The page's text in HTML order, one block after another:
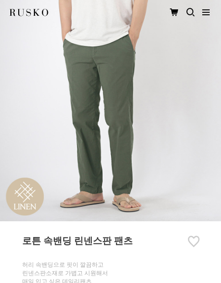
로튼 속밴딩 린넨스판 팬츠
허리 속밴딩으로 핏이 깔끔하고
린넨스판소재로 가볍고 시원해서
매일 입고 싶은 데일리팬츠